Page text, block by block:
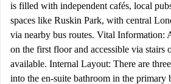
is filled with independent cafés, local
spaces like Ruskin Park, with central
via nearby bus routes. Vital Information:
on the first floor and accessible via
available. Internal Layout: There are
into the en-suite bathroom in the primary